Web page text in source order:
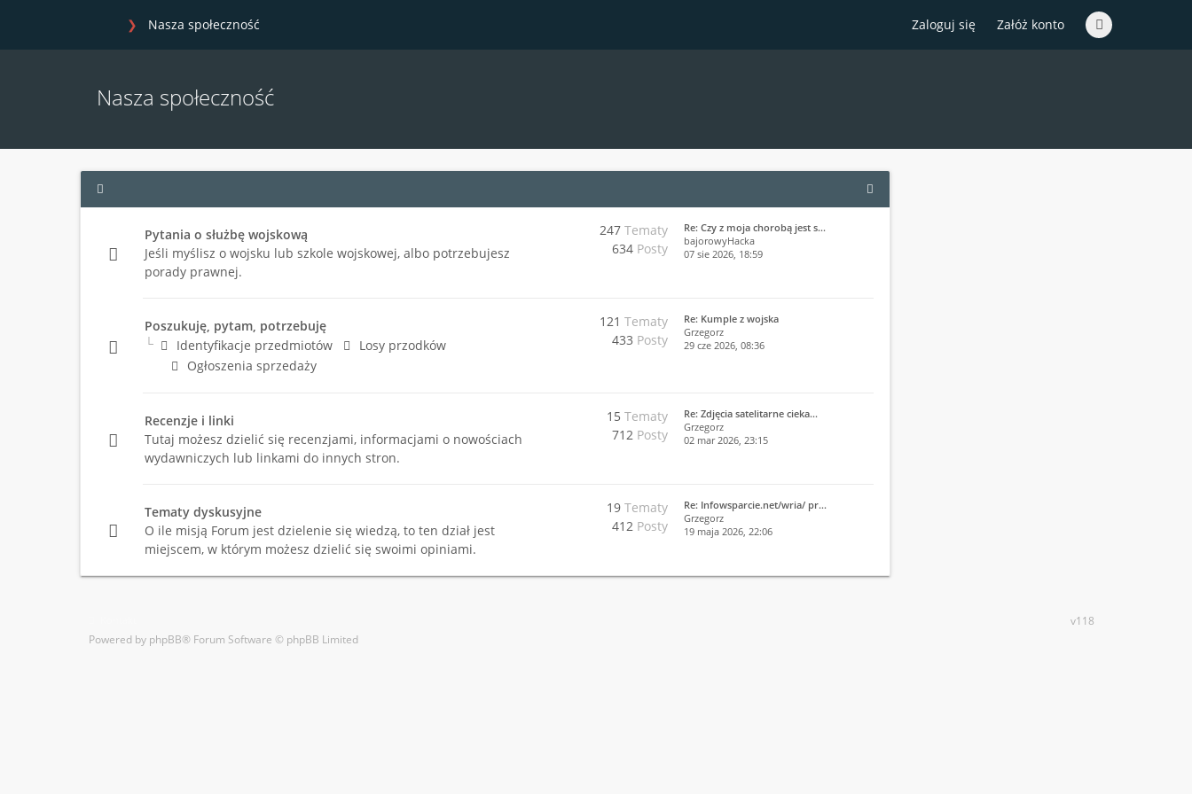
Zaloguj się Załóż konto
Nasza społeczność
Nasza społeczność
Pytania o służbę wojskową
Jeśli myślisz o wojsku lub szkole wojskowej, albo potrzebujesz
porady prawnej.
247 Tematy
634 Posty
Re: Czy z moja chorobą jest s…
bajorowyHacka
07 sie 2026, 18:59
Poszukuję, pytam, potrzebuję
Identyfikacje przedmiotów
Losy przodków
Ogłoszenia sprzedaży
121 Tematy
433 Posty
Re: Kumple z wojska
Grzegorz
29 cze 2026, 08:36
Recenzje i linki
Tutaj możesz dzielić się recenzjami, informacjami o nowościach
wydawniczych lub linkami do innych stron.
15 Tematy
712 Posty
Re: Zdjęcia satelitarne cieka…
Grzegorz
02 mar 2026, 23:15
Tematy dyskusyjne
O ile misją Forum jest dzielenie się wiedzą, to ten dział jest
miejscem, w którym możesz dzielić się swoimi opiniami.
19 Tematy
412 Posty
Re: Infowsparcie.net/wria/ pr…
Grzegorz
19 maja 2026, 22:06
v118
Powered by phpBB® Forum Software © phpBB Limited